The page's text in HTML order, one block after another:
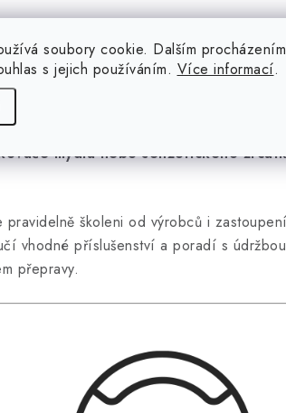
soubory cookie. Dalším
s jejich používáním. Více informací.
a
mýdla nebo senzorického
školeni od výrobců i
vhodné příslušenství a poradí s
přepravy.